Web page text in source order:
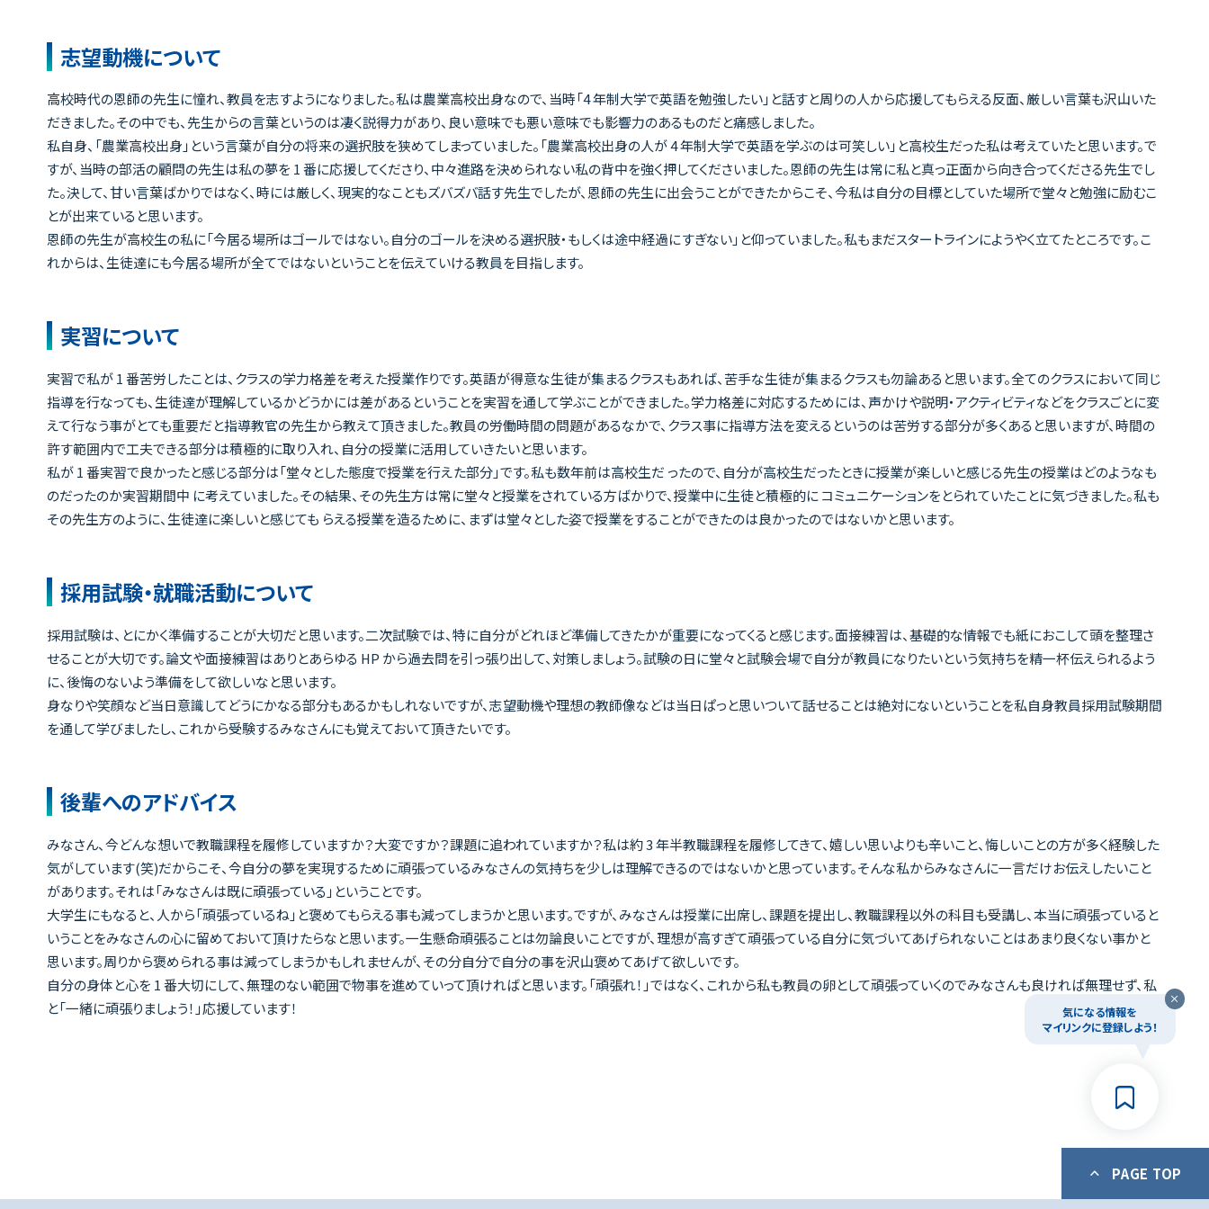
志望動機について
高校時代の恩師の先生に憧れ、教員を志すようになりました。私は農業高校出身なので、当時「4 年制大学で英語を勉強したい」と話すと周りの人から応援してもらえる反面、厳しい言葉も沢山いた
だきました。その中でも、先生からの言葉というのは凄く説得力があり、良い意味でも悪い意味でも影響力のあるものだと痛感しました。
私自身、「農業高校出身」という言葉が自分の将来の選択肢を狭めてしまっていました。「農業高校出身の人が 4 年制大学で英語を学ぶのは可笑しい」と高校生だった私は考えていたと思います。で
すが、当時の部活の顧問の先生は私の夢を 1 番に応援してくださり、中々進路を決められない私の背中を強く押してくださいました。恩師の先生は常に私と真っ正面から向き合ってくださる先生でし
た。決して、甘い言葉ばかりではなく、時には厳しく、現実的なこともズバズバ話す先生でしたが、恩師の先生に出会うことができたからこそ、今私は自分の目標としていた場所で堂々と勉強に励むこ
とが出来ていると思います。
恩師の先生が高校生の私に「今居る場所はゴールではない。自分のゴールを決める選択肢・もしくは途中経過にすぎない」と仰っていました。私もまだスタートラインにようやく立てたところです。こ
れからは、生徒達にも今居る場所が全てではないということを伝えていける教員を目指します。
実習について
実習で私が 1 番苦労したことは、クラスの学力格差を考えた授業作りです。英語が得意な生徒が集まるクラスもあれば、苦手な生徒が集まるクラスも勿論あると思います。全てのクラスにおいて同じ
指導を行なっても、生徒達が理解しているかどうかには差があるということを実習を通して学ぶことができました。学力格差に対応するためには、声かけや説明・アクティビティなどをクラスごとに変
えて行なう事がとても重要だと指導教官の先生から教えて頂きました。教員の労働時間の問題があるなかで、クラス事に指導方法を変えるというのは苦労する部分が多くあると思いますが、時間の
許す範囲内で工夫できる部分は積極的に取り入れ、自分の授業に活用していきたいと思います。
私が 1 番実習で良かったと感じる部分は「堂々とした態度で授業を行えた部分」です。私も数年前は高校生だ ったので、自分が高校生だったときに授業が楽しいと感じる先生の授業はどのようなも
のだったのか実習期間中 に考えていました。その結果、その先生方は常に堂々と授業をされている方ばかりで、授業中に生徒と積極的に コミュニケーションをとられていたことに気づきました。私も
その先生方のように、生徒達に楽しいと感じても らえる授業を造るために、まずは堂々とした姿で授業をすることができたのは良かったのではないかと思います。
採用試験・就職活動について
採用試験は、とにかく準備することが大切だと思います。二次試験では、特に自分がどれほど準備してきたかが重要になってくると感じます。面接練習は、基礎的な情報でも紙におこして頭を整理さ
せることが大切です。論文や面接練習はありとあらゆる HP から過去問を引っ張り出して、対策しましょう。試験の日に堂々と試験会場で自分が教員になりたいという気持ちを精一杯伝えられるよう
に、後悔のないよう準備をして欲しいなと思います。
身なりや笑顔など当日意識してどうにかなる部分もあるかもしれないですが、志望動機や理想の教師像などは当日ぱっと思いついて話せることは絶対にないということを私自身教員採用試験期間
を通して学びましたし、これから受験するみなさんにも覚えておいて頂きたいです。
後輩へのアドバイス
みなさん、今どんな想いで教職課程を履修していますか？大変ですか？課題に追われていますか？私は約 3 年半教職課程を履修してきて、嬉しい思いよりも辛いこと、悔しいことの方が多く経験した
気がしています(笑)だからこそ、今自分の夢を実現するために頑張っているみなさんの気持ちを少しは理解できるのではないかと思っています。そんな私からみなさんに一言だけお伝えしたいこと
があります。それは「みなさんは既に頑張っている」ということです。
大学生にもなると、人から「頑張っているね」と褒めてもらえる事も減ってしまうかと思います。ですが、みなさんは授業に出席し、課題を提出し、教職課程以外の科目も受講し、本当に頑張っていると
いうことをみなさんの心に留めておいて頂けたらなと思います。一生懸命頑張ることは勿論良いことですが、理想が高すぎて頑張っている自分に気づいてあげられないことはあまり良くない事かと
思います。周りから褒められる事は減ってしまうかもしれませんが、その分自分で自分の事を沢山褒めてあげて欲しいです。
自分の身体と心を 1 番大切にして、無理のない範囲で物事を進めていって頂ければと思います。「頑張れ！」ではなく、これから私も教員の卵として頑張っていくのでみなさんも良ければ無理せず、私
と「一緒に頑張りましょう！」応援しています！
気になる情報を
マイリンクに登録しよう！
PAGE TOP